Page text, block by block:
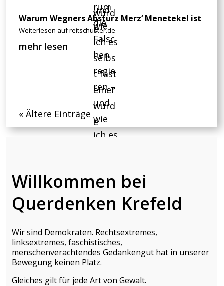
Warum Wegners Absturz Merz‘ Menetekel ist
Weiterlesen auf reitschuster.de
mehr lesen
« Ältere Einträge
Willkommen bei
Querdenken Krefeld
Wir sind Demokraten. Rechtsextremes,
linksextremes, faschistisches,
menschenverachtendes Gedankengut hat in unserer
Bewegung keinen Platz.
Gleiches gilt für jede Art von Gewalt.